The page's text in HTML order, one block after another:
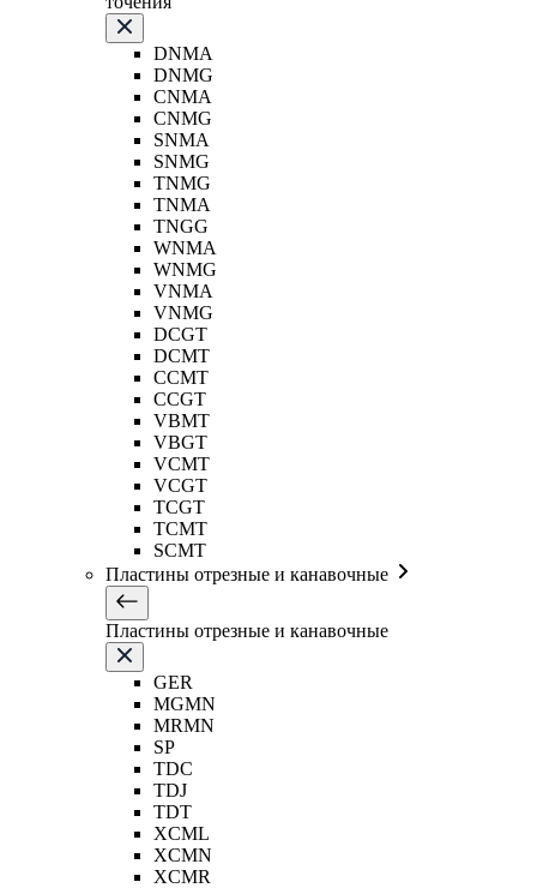
DNMA
DNMG
CNMA
CNMG
SNMA
SNMG
TNMG
TNMA
TNGG
WNMA
WNMG
VNMA
VNMG
DCGT
DCMT
CCMT
CCGT
VBMT
VBGT
VCMT
VCGT
TCGT
TCMT
SCMT
Пластины отрезные и канавочные
Пластины отрезные и канавочные
GER
MGMN
MRMN
SP
TDC
TDJ
TDT
XCML
XCMN
XCMR